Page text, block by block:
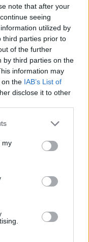
note that after your
seeing
utilized by
third parties prior to
of the further
by third parties on the
information may
on the IAB’s List of
disclose it to other
or more Google
You may click to
third-party tags to
in below Google
my
adok viselt
magam
Nem látok
és elinal
halovány